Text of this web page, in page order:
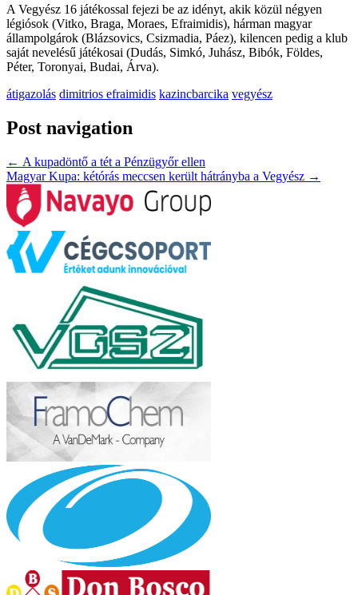
A Vegyész 16 játékossal fejezi be az idényt, akik közül négyen
légiósok (Vitko, Braga, Moraes, Efraimidis), hárman magyar
állampolgárok (Blázsovics, Csizmadia, Páez), kilencen pedig a klub
saját nevelésű játékosai (Dudás, Simkó, Juhász, Bibók, Földes,
Péter, Toronyai, Budai, Árva).
átigazolás dimitrios efraimidis kazincbarcika vegyész
Post navigation
← A kupadöntő a tét a Pénzügyőr ellen
Magyar Kupa: kétórás meccsen került hátrányba a Vegyész →